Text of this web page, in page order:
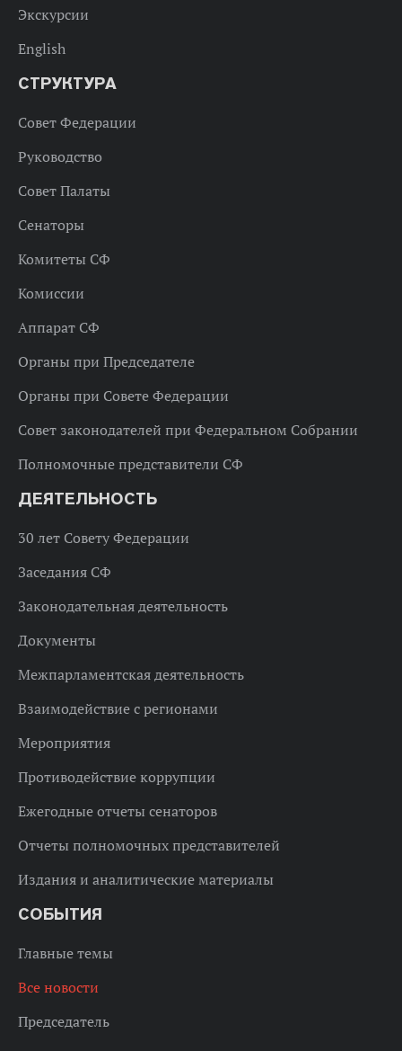
Экскурсии
English
СТРУКТУРА
Совет Федерации
Руководство
Совет Палаты
Сенаторы
Комитеты СФ
Комиссии
Аппарат СФ
Органы при Председателе
Органы при Совете Федерации
Совет законодателей при Федеральном Собрании
Полномочные представители СФ
ДЕЯТЕЛЬНОСТЬ
30 лет Совету Федерации
Заседания СФ
Законодательная деятельность
Документы
Межпарламентская деятельность
Взаимодействие с регионами
Мероприятия
Противодействие коррупции
Ежегодные отчеты сенаторов
Отчеты полномочных представителей
Издания и аналитические материалы
СОБЫТИЯ
Главные темы
Все новости
Председатель